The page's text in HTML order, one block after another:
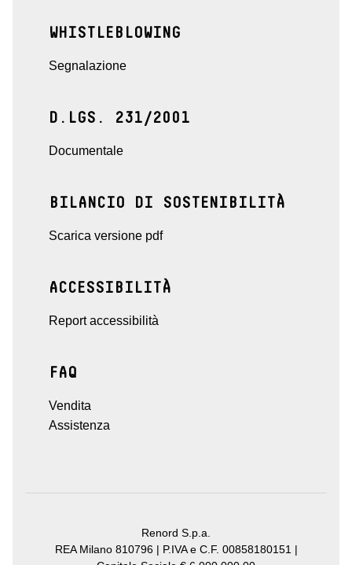
WHISTLEBLOWING
Segnalazione
D.LGS. 231/2001
Documentale
BILANCIO DI SOSTENIBILITÀ
Scarica versione pdf
ACCESSIBILITÀ
Report accessibilità
FAQ
Vendita
Assistenza
Renord S.p.a.
REA Milano 810796 | P.IVA e C.F. 00858180151 |